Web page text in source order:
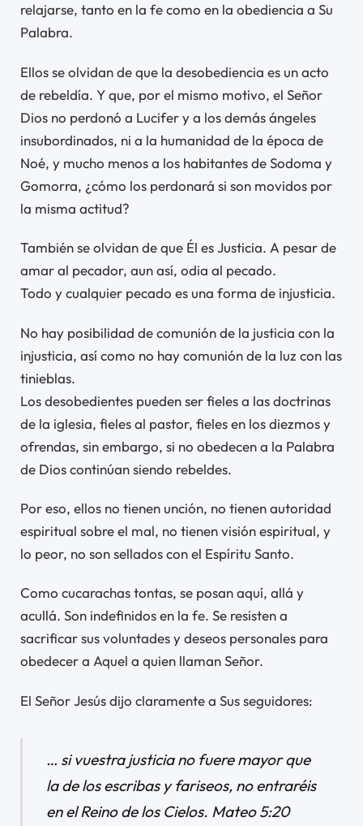
relajarse, tanto en la fe como en la obediencia a Su
Palabra.
Ellos se olvidan de que la desobediencia es un acto
de rebeldía. Y que, por el mismo motivo, el Señor
Dios no perdonó a Lucifer y a los demás ángeles
insubordinados, ni a la humanidad de la época de
Noé, y mucho menos a los habitantes de Sodoma y
Gomorra, ¿cómo los perdonará si son movidos por
la misma actitud?
También se olvidan de que Él es Justicia. A pesar de
amar al pecador, aun así, odia al pecado.
Todo y cualquier pecado es una forma de injusticia.
No hay posibilidad de comunión de la justicia con la
injusticia, así como no hay comunión de la luz con las
tinieblas.
Los desobedientes pueden ser fieles a las doctrinas
de la iglesia, fieles al pastor, fieles en los diezmos y
ofrendas, sin embargo, si no obedecen a la Palabra
de Dios continúan siendo rebeldes.
Por eso, ellos no tienen unción, no tienen autoridad
espiritual sobre el mal, no tienen visión espiritual, y
lo peor, no son sellados con el Espíritu Santo.
Como cucarachas tontas, se posan aquí, allá y
acullá. Son indefinidos en la fe. Se resisten a
sacrificar sus voluntades y deseos personales para
obedecer a Aquel a quien llaman Señor.
El Señor Jesús dijo claramente a Sus seguidores:
… si vuestra justicia no fuere mayor que
la de los escribas y fariseos, no entraréis
en el Reino de los Cielos. Mateo 5:20